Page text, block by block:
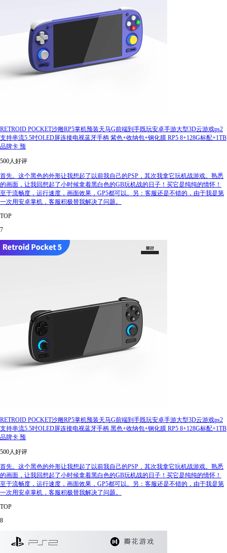
RETROID POCKET沙雕RP5掌机预装天马G前端到手既玩安卓手游大型3D云游戏ps2
支持串流5.5吋OLED屏连接电视蓝牙手柄 紫色+收纳包+钢化膜 RP5 8+128G标配+1TB
品牌卡 预
500人好评
首先。这个黑色的外形让我想起了以前我自己的PSP，其次我拿它玩机战游戏。熟悉
的画面，让我回想起了小时候拿着黑白色的GB玩机战的日子！买它是纯纯的情怀！
至于流畅度，运行速度，画面效果，GP5都可以。另：客服还是不错的，由于我是第
一次用安卓掌机，客服积极替我解决了问题。
TOP
7
RETROID POCKET沙雕RP5掌机预装天马G前端到手既玩安卓手游大型3D云游戏ps2
支持串流5.5吋OLED屏连接电视蓝牙手柄 黑色+收纳包+钢化膜 RP5 8+128G标配+1TB
品牌卡 预
500人好评
首先。这个黑色的外形让我想起了以前我自己的PSP，其次我拿它玩机战游戏。熟悉
的画面，让我回想起了小时候拿着黑白色的GB玩机战的日子！买它是纯纯的情怀！
至于流畅度，运行速度，画面效果，GP5都可以。另：客服还是不错的，由于我是第
一次用安卓掌机，客服积极替我解决了问题。
TOP
8